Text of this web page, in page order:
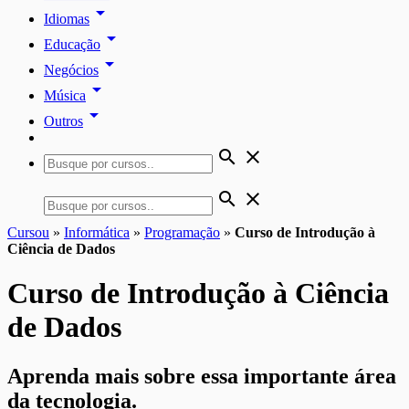
Idiomas arrow_drop_down
Educação arrow_drop_down
Negócios arrow_drop_down
Música arrow_drop_down
Outros arrow_drop_down
search close
search close
Cursou » Informática » Programação » Curso de Introdução à
Ciência de Dados
Curso de Introdução à Ciência
de Dados
Aprenda mais sobre essa importante área
da tecnologia.